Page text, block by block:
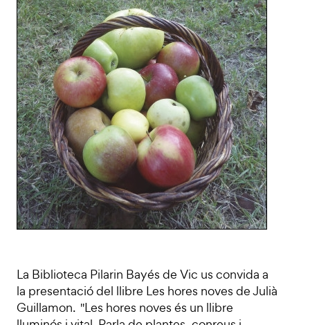
La Biblioteca Pilarin Bayés de Vic us convida a
la presentació del llibre Les hores noves de Julià
Guillamon. "Les hores noves és un llibre